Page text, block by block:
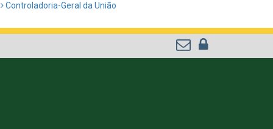
Controladoria-Geral da União